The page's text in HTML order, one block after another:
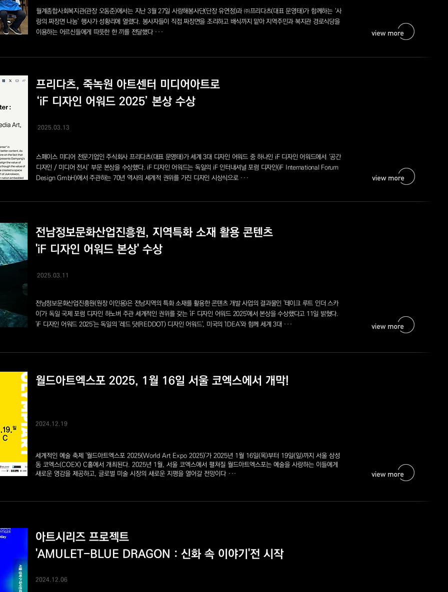
월계종합사회복지관(관장 오동준)에서는 지난 3월 27일 사랑해봉사단(단장 유연정)과 ㈜프리다츠(대표 문영태)가 함께하는 ‘사
랑의 짜장면 나눔’ 행사가 성황리에 열렸다. 봉사자들이 직접 짜장면을 조리하고 배식까지 맡아 지역주민과 복지관 경로식당을
이용하는 어르신들에게 따뜻한 한 끼를 전달했다 ···
프리다츠, 죽녹원 아트센터 미디어아트로
‘iF 디자인 어워드 2025’ 본상 수상
2025.03.13
스페이스 미디어 전문기업인 주식회사 프리다츠(대표 문영태)가 세계 3대 디자인 어워드 중 하나인 iF 디자인 어워드에서 ‘공간
디자인 / 미디어 전시’ 부문 본상을 수상했다. iF 디자인 어워드는 독일의 iF 인터내셔널 포럼 디자인(iF International Forum
Design GmbH)에서 주관하는 70년 역사의 세계적 권위를 가진 디자인 시상식으로 ···
전남정보문화산업진흥원, 지역특화 소재 활용 콘텐츠
'iF 디자인 어워드 본상' 수상
2025.03.11
전남정보문화산업진흥원(원장 이인용)은 전남지역의 특화 소재를 활용한 콘텐츠 개발 사업의 결과물인 '테이크 루트 인더 스카
이'가 독일 국제 포럼 디자인 하노버 주관 세계적인 권위를 갖는 'iF 디자인 어워드 2025'에서 본상을 수상했다고 11일 밝혔다.
'iF 디자인 어워드 2025'는 독일의 '레드 닷(REDDOT) 디자인 어워드', 미국의 'IDEA'와 함께 세계 3대 ···
월드아트엑스포 2025, 1월 16일 서울 코엑스에서 개막!
2024.12.19
세계적인 예술 축제 '월드아트엑스포 2025(World Art Expo 2025)'가 2025년 1월 16일(목)부터 19일(일)까지 서울 삼성
동 코엑스(COEX) C홀에서 개최된다. 2025년 1월, 서울 코엑스에서 펼쳐질 월드아트엑스포는 예술을 사랑하는 이들에게
새로운 영감을 제공하고, 글로벌 미술 시장의 새로운 지평을 열어갈 전망이다 ···
아트시리즈 프로젝트
'AMULET-BLUE DRAGON : 신화 속 이야기'전 시작
2024.12.06